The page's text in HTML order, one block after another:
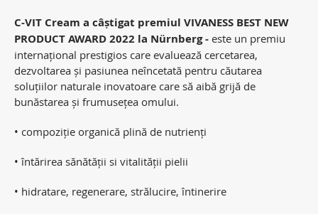
C-VIT Cream a câștigat premiul VIVANESS BEST NEW
PRODUCT AWARD 2022 la Nürnberg - este un premiu
internațional prestigios care evaluează cercetarea,
dezvoltarea și pasiunea neîncetată pentru căutarea
soluțiilor naturale inovatoare care să aibă grijă de
bunăstarea și frumusețea omului.
• compoziție organică plină de nutrienți
• întărirea sănătății si vitalității pielii
• hidratare, regenerare, strălucire, întinerire